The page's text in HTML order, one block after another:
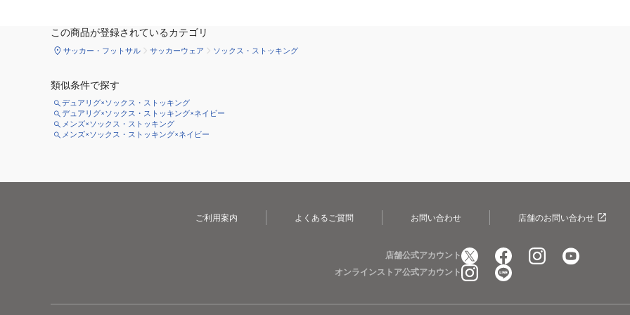
この商品が登録されているカテゴリ
サッカー・フットサル サッカーウェア ソックス・ストッキング
類似条件で探す
デュアリグ×ソックス・ストッキング
デュアリグ×ソックス・ストッキング×ネイビー
メンズ×ソックス・ストッキング
メンズ×ソックス・ストッキング×ネイビー
ご利用案内 よくあるご質問 お問い合わせ 店舗のお問い合わせ
店舗公式アカウント
オンラインストア公式アカウント